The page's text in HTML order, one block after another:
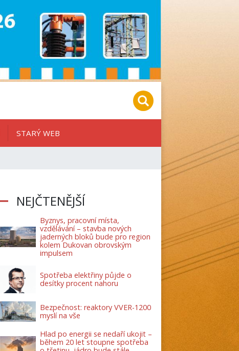
STARÝ WEB
NEJČTENĚJŠÍ
Byznys, pracovní místa,
vzdělávání – stavba nových
jaderných bloků bude pro region
kolem Dukovan obrovským
impulsem
Spotřeba elektřiny půjde o
desítky procent nahoru
Bezpečnost: reaktory VVER-1200
myslí na vše
Hlad po energii se nedaří ukojit –
během 20 let stoupne spotřeba